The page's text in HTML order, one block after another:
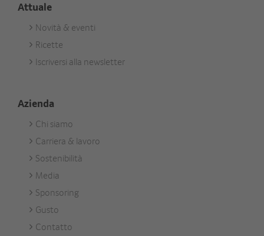
Attuale
Footer
Aktuell
Novità & eventi
Ricette
Iscriversi alla newsletter
Azienda
Footer
Unternehmen
Chi siamo
Carriera & lavoro
Sostenibilità
Media
Sponsoring
Gusto
Contatto